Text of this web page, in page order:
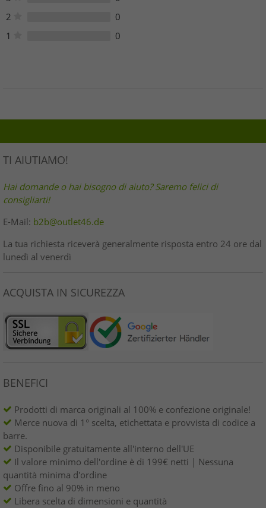
2
0
1
0
TI AIUTIAMO!
Hai domande o hai bisogno di aiuto? Saremo felici di
consigliarti!
E-Mail: b2b@outlet46.de
La tua richiesta riceverà generalmente risposta entro 24 ore dal
lunedì al venerdì
ACQUISTA IN SICUREZZA
BENEFICI
Prodotti di marca originali al 100% e confezione originale!
Merce nuova di 1° scelta, etichettata e provvista di codice a
barre.
Disponibile gratuitamente all'interno dell'UE
Il valore minimo dell'ordine è di 199€ netti | Nessuna
quantità minima d'ordine
Offre fino al 90% in meno
Libera scelta di dimensioni e quantità